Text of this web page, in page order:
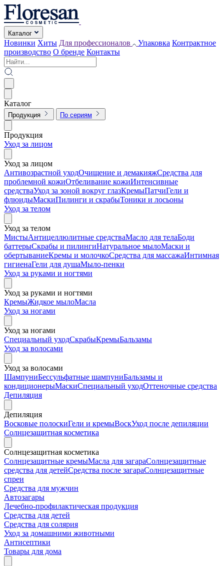
Каталог
Новинки Хиты Для профессионалов Упаковка Контрактное
производство О бренде Контакты
Каталог
Продукция По сериям
Продукция
Уход за лицом
Уход за лицом
Антивозрастной уходОчищение и демакияжСредства для
проблемной кожиОтбеливание кожиИнтенсивные
средстваУход за зоной вокруг глазКремыПатчиГели и
флюидыМаскиПилинги и скрабыТоники и лосьоны
Уход за телом
Уход за телом
МистыАнтицеллюлитные средстваМасло для телаБоди
баттерыСкрабы и пилингиНатуральное мылоМаски и
обертываниеКремы и молочкоСредства для массажаИнтимная
гигиенаГели для душаМыло-пенки
Уход за руками и ногтями
Уход за руками и ногтями
КремыЖидкое мылоМасла
Уход за ногами
Уход за ногами
Специальный уходСкрабыКремыБальзамы
Уход за волосами
Уход за волосами
ШампуниБессульфатные шампуниБальзамы и
кондиционерыМаскиСпециальный уходОттеночные средства
Депиляция
Депиляция
Восковые полоскиГели и кремыВоскУход после депиляции
Солнцезащитная косметика
Солнцезащитная косметика
Солнцезащитные кремыМасла для загараСолнцезащитные
средства для детейСредства после загараСолнцезащитные
спреи
Средства для мужчин
Автозагары
Лечебно-профилактическая продукция
Средства для детей
Средства для солярия
Уход за домашними животными
Антисептики
Товары для дома